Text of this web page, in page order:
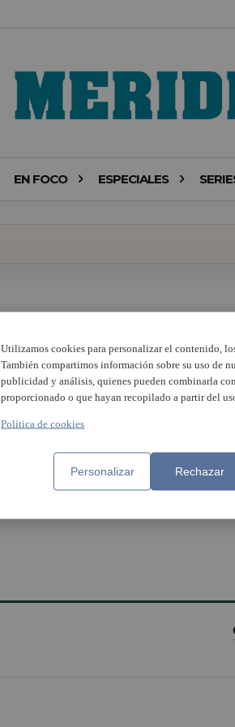
EN FOCO ESPECIALES
Utilizamos cookies para personalizar el contenido,
También compartimos información sobre su uso de
publicidad y análisis, quienes pueden combinarla
proporcionado o que hayan recopilado a partir del
Política de cookies
Personalizar Rechazar